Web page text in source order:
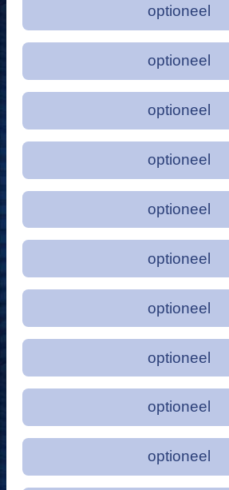
optioneel
optioneel
optioneel
optioneel
optioneel
optioneel
optioneel
optioneel
optioneel
optioneel